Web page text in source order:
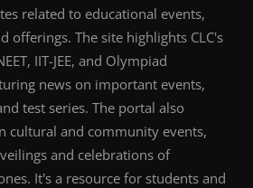
related to educational events,
offerings. The site highlights CLC's
IIT-JEE, and Olympiad
news on important events,
test series. The portal also
cultural and community events,
and celebrations of
It's a resource for students and